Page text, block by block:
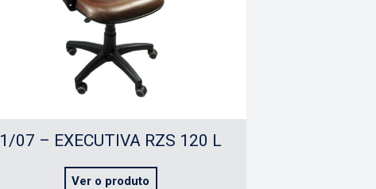
1/07 – EXECUTIVA RZS 120 L
Ver o produto